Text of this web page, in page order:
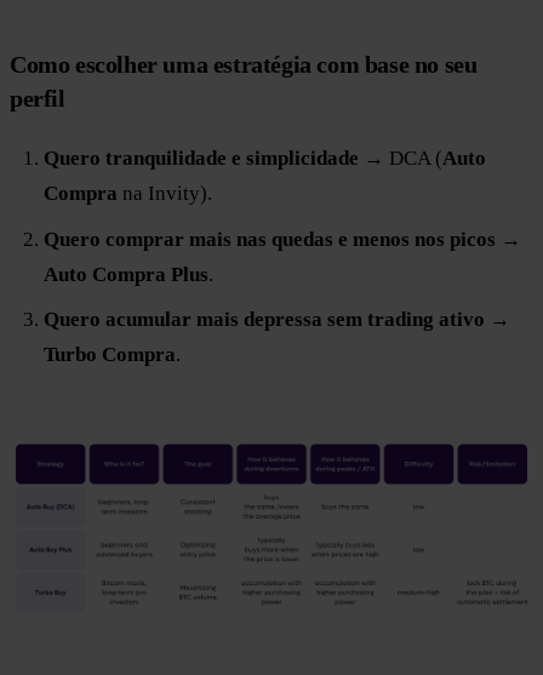
Como escolher uma estratégia com base no seu
perfil
Quero tranquilidade e simplicidade → DCA (Auto
Compra na Invity).
Quero comprar mais nas quedas e menos nos picos →
Auto Compra Plus.
Quero acumular mais depressa sem trading ativo →
Turbo Compra.